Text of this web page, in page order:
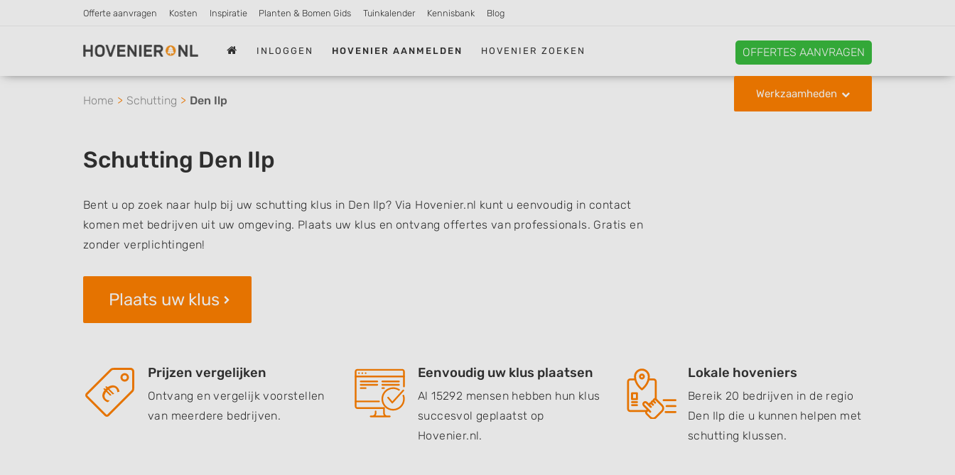
Offerte aanvragen Kosten Inspiratie Planten & Bomen Gids Tuinkalender Kennisbank Blog
INLOGGEN HOVENIER AANMELDEN HOVENIER ZOEKEN OFFERTES AANVRAGEN
Werkzaamheden
Home Schutting Den Ilp
Schutting Den Ilp
Bent u op zoek naar hulp bij uw schutting klus in Den Ilp? Via Hovenier.nl kunt u eenvoudig in contact
komen met bedrijven uit uw omgeving. Plaats uw klus en ontvang offertes van professionals. Gratis en
zonder verplichtingen!
Plaats uw klus
Prijzen vergelijken
Ontvang en vergelijk voorstellen
van meerdere bedrijven.
Eenvoudig uw klus plaatsen
Al 15292 mensen hebben hun klus
succesvol geplaatst op
Hovenier.nl.
Lokale hoveniers
Bereik 20 bedrijven in de regio
Den Ilp die u kunnen helpen met
schutting klussen.